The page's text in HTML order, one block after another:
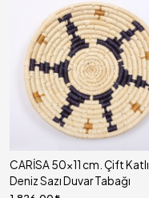
CARİSA 50x11 cm. Çift Katlı
Deniz Sazı Duvar Tabağı